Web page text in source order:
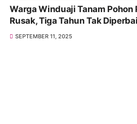
Warga Winduaji Tanam Pohon
Rusak, Tiga Tahun Tak
SEPTEMBER 11, 2025